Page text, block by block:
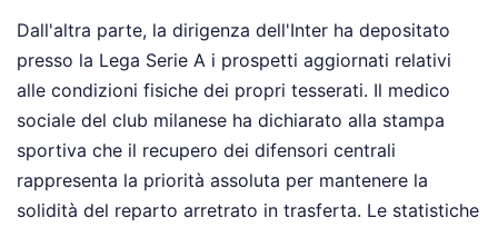
Dall'altra parte, la dirigenza dell'Inter ha depositato
presso la Lega Serie A i prospetti aggiornati relativi
alle condizioni fisiche dei propri tesserati. Il medico
sociale del club milanese ha dichiarato alla stampa
sportiva che il recupero dei difensori centrali
rappresenta la priorità assoluta per mantenere la
solidità del reparto arretrato in trasferta. Le statistiche